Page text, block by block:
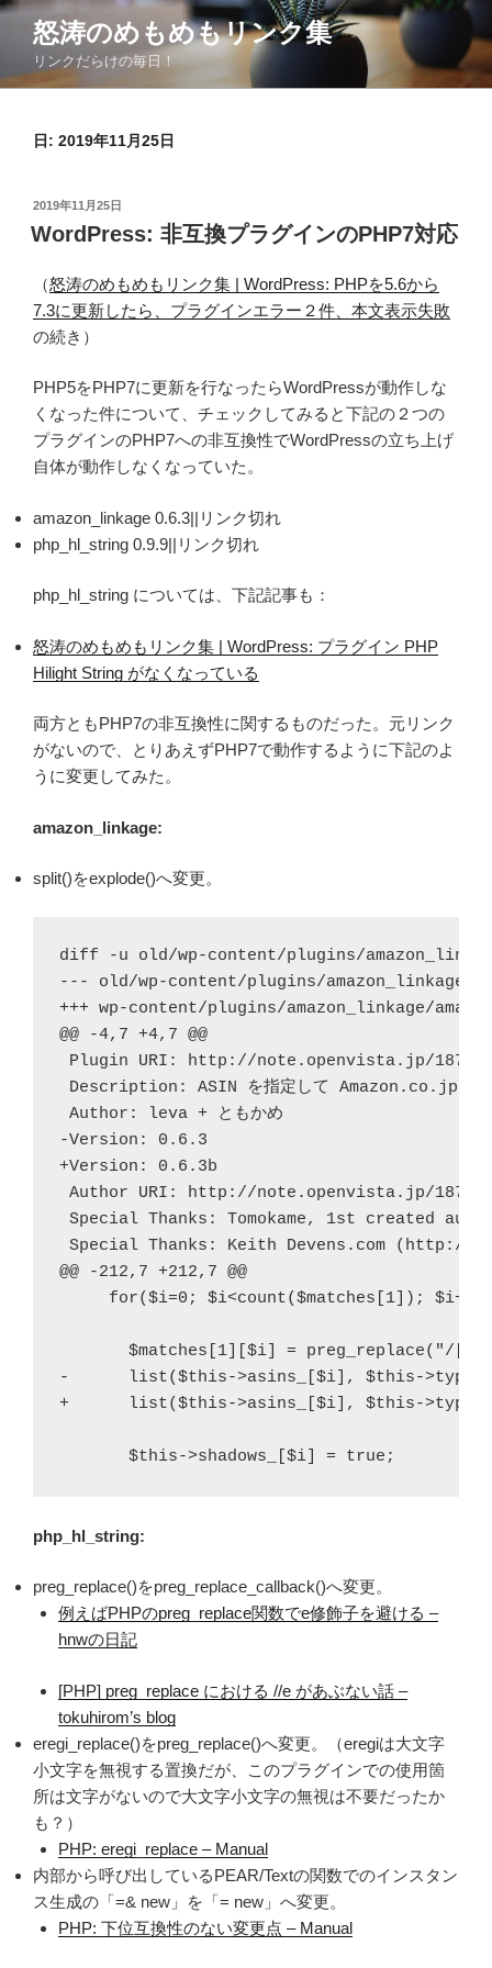
コ
ン
怒涛のめもめもリンク集
リンクだらけの毎日！
日: 2019年11月25日
投
稿
日:
2019年11月25日
WordPress: 非互換プラグインのPHP7対応
（怒涛のめもめもリンク集 | WordPress: PHPを5.6から
7.3に更新したら、プラグインエラー２件、本文表示失敗
の続き）
PHP5をPHP7に更新を行なったらWordPressが動作しな
くなった件について、チェックしてみると下記の２つの
プラグインのPHP7への非互換性でWordPressの立ち上げ
自体が動作しなくなっていた。
amazon_linkage 0.6.3||リンク切れ
php_hl_string 0.9.9||リンク切れ
php_hl_string については、下記記事も：
怒涛のめもめもリンク集 | WordPress: プラグイン PHP
Hilight String がなくなっている
両方ともPHP7の非互換性に関するものだった。元リンク
がないので、とりあえずPHP7で動作するように下記のよ
うに変更してみた。
amazon_linkage:
split()をexplode()へ変更。
diff -u old/wp-content/plugins/
--- old/wp-content/plugins/amazon_linkage/
+++ wp-content/plugins/amazon_linkage/
@@ -4,7 +4,7 @@
Plugin URI: http://note.openvista.jp/187/
Description: ASIN を指定して Amazon.co.jp から
Author: leva + ともかめ
-Version: 0.6.3
+Version: 0.6.3b
Author URI: http://note.openvista.jp/187/
Special Thanks: Tomokame, 1st created
Special Thanks: Keith Devens.com (http://
@@ -212,7 +212,7 @@
for($i=0; $i<count($matches[1]);
$matches[1][$i] = preg_replace("/
-      list($this->asins_[$i], $this-
+      list($this->asins_[$i], $this-
       $this->shadows_[$i] = true;
php_hl_string:
preg_replace()をpreg_replace_callback()へ変更。
例えばPHPのpreg_replace関数でe修飾子を避ける –
hnwの日記
[PHP] preg_replace における //e があぶない話 –
tokuhirom’s blog
eregi_replace()をpreg_replace()へ変更。（eregiは大文字
小文字を無視する置換だが、このプラグインでの使用箇
所は文字がないので大文字小文字の無視は不要だったか
も？）
PHP: eregi_replace – Manual
内部から呼び出しているPEAR/Textの関数でのインスタン
ス生成の「=& new」を「= new」へ変更。
PHP: 下位互換性のない変更点 – Manual